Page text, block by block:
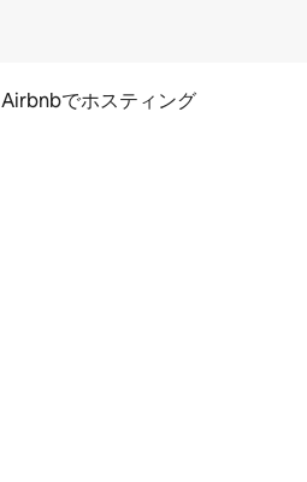
Airbnbでホスティング